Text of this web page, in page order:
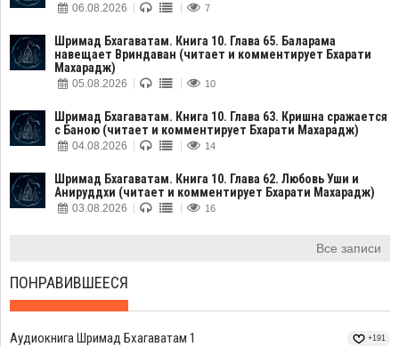
06.08.2026 7
Шримад Бхагаватам. Книга 10. Глава 65. Баларама
навещает Вриндаван (читает и комментирует Бхарати
Махарадж)
05.08.2026 10
Шримад Бхагаватам. Книга 10. Глава 63. Кришна сражается
с Баною (читает и комментирует Бхарати Махарадж)
04.08.2026 14
Шримад Бхагаватам. Книга 10. Глава 62. Любовь Уши и
Анируддхи (читает и комментирует Бхарати Махарадж)
03.08.2026 16
Все записи
ПОНРАВИВШЕЕСЯ
Аудиокнига Шримад Бхагаватам 1 +191